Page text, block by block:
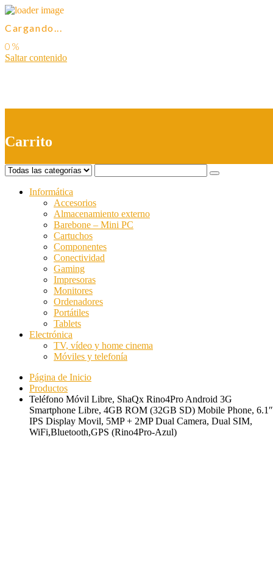
Cargando...
Saltar contenido
Carrito
Informática
Accesorios
Almacenamiento externo
Barebone – Mini PC
Cartuchos
Componentes
Conectividad
Gaming
Impresoras
Monitores
Ordenadores
Portátiles
Tablets
Electrónica
TV, vídeo y home cinema
Móviles y telefonía
Página de Inicio
Productos
Teléfono Móvil Libre, ShaQx Rino4Pro Android 3G
Smartphone Libre, 4GB ROM (32GB SD) Mobile Phone, 6.1″
IPS Display Movil, 5MP + 2MP Dual Camera, Dual SIM,
WiFi,Bluetooth,GPS (Rino4Pro-Azul)